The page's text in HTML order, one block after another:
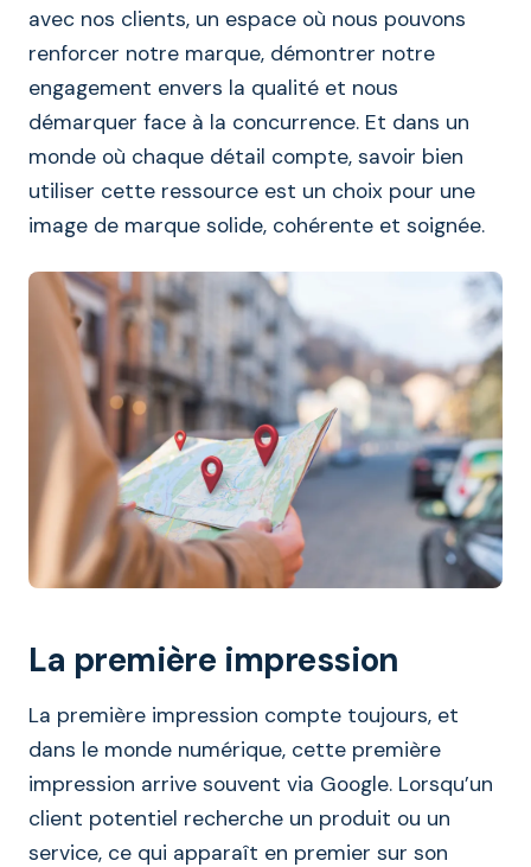
avec nos clients, un espace où nous pouvons
renforcer notre marque, démontrer notre
engagement envers la qualité et nous
démarquer face à la concurrence. Et dans un
monde où chaque détail compte, savoir bien
utiliser cette ressource est un choix pour une
image de marque solide, cohérente et soignée.
La première impression
La première impression compte toujours, et
dans le monde numérique, cette première
impression arrive souvent via Google. Lorsqu’un
client potentiel recherche un produit ou un
service, ce qui apparaît en premier sur son